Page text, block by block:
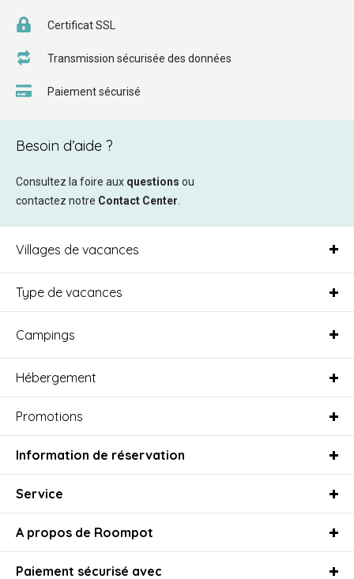
Certificat SSL
Transmission sécurisée des données
Paiement sécurisé
Villages de vacances
Type de vacances
Campings
Hébergement
Promotions
Besoin d’aide ?
Consultez la foire aux questions ou
contactez notre Contact Center
Information de réservation
Service
A propos de Roompot
Paiement sécurisé avec